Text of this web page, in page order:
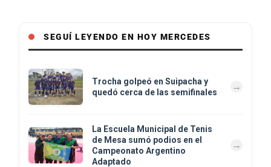
SEGUÍ LEYENDO EN HOY MERCEDES
Trocha golpeó en Suipacha y
quedó cerca de las semifinales
La Escuela Municipal de Tenis
de Mesa sumó podios en el
Campeonato Argentino
Adaptado